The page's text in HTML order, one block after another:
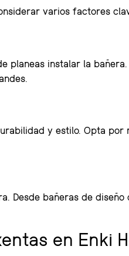
varios factores
planeas instalar la
y estilo. Opta
Desde bañeras de
en Enki